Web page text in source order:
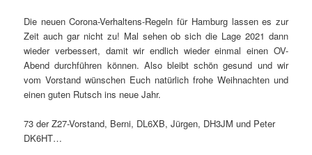
Die neuen Corona-Verhaltens-Regeln für Hamburg lassen es zur
Zeit auch gar nicht zu! Mal sehen ob sich die Lage 2021 dann
wieder verbessert, damit wir endlich wieder einmal einen OV-
Abend durchführen können. Also bleibt schön gesund und wir
vom Vorstand wünschen Euch natürlich frohe Weihnachten und
einen guten Rutsch ins neue Jahr.
73 der Z27-Vorstand, Berni, DL6XB, Jürgen, DH3JM und Peter
DK6HT…